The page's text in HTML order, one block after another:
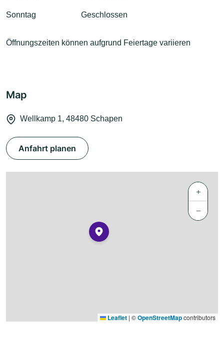
Sonntag Geschlossen
Öffnungszeiten können aufgrund Feiertage variieren
Map
Wellkamp 1, 48480 Schapen
Anfahrt planen
+
−
Leaflet | ©OpenStreetMapcontributors